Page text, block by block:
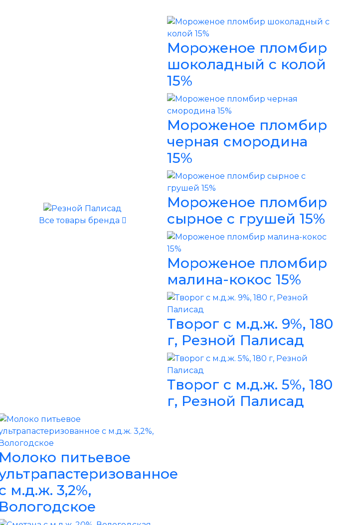
Все товары бренда
Мороженое пломбир
шоколадный с колой
15%
Мороженое пломбир
черная смородина
15%
Мороженое пломбир
сырное с грушей 15%
Мороженое пломбир
малина-кокос 15%
Творог с м.д.ж. 9%, 180
г, Резной Палисад
Творог с м.д.ж. 5%, 180
г, Резной Палисад
питьевое
м.д.ж. 3,2%,